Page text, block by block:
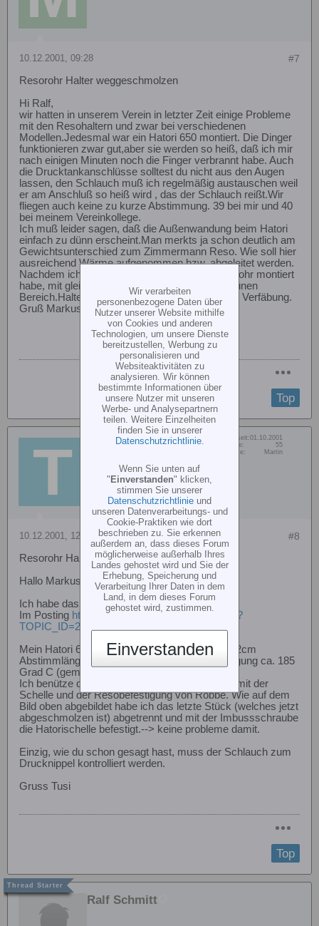
#7
10.12.2001, 09:28
Resorohr Halter weggeschmolzen
Hi Ralf,
wir hatten in unserem Verein in letzter Zeit einige Probleme
mit den Resohaltern und zwar bei verschiedenen
Modellen.Jedesmal war ein Hatori 650 montiert. Die Dinger
funktionieren zwar gut,aber sie werden so heiß, daß ich mir
nach einigen Minuten noch die Finger verbrannt habe. Auch
die Drucktankanschlüsse solltest du nicht aus den Augen
lassen, den Schlauch muß ich regelmäßig austauschen weil
er am Anschluß so heiß wird , das der Schlauch reißt.Wir
fliegen auch keine zu kurze Abstimmung. 39 bei mir und 40
bei meinem Vereinkollege.
Ich muß leider sagen, daß die Außenwandung beim Hatori
einfach zu dünn erscheint.Man merkts ja schon deutlich am
Gewichtsunterschied zum Zimmermann Reso. Wie soll hier
ausreichend Wärme aufgenommen bzw. abgeleitet werden.
Nachdem ich Versuchweise das Zimmermannrohr montiert
habe, mit gleichen Einstellungen, ist alles im grünen
Bereich.Halter ohne Probleme, Schläuche ohne Verfäbung.
Gruß Markus
Top
Dabei seit:01.10.2001
Beiträge:
55
Vorname:
Martin
#8
10.12.2001, 12:38
Resorohr Halter weggeschmolzen
Hallo Markus
Ich habe das gleiche Problem.
Im Posting http://www.rc-heli.de/foren/topic.asp?
TOPIC_ID=2877schon beschrieben.
Mein Hatori 650 an einem 60 Webra AAR mit 42cm
Abstimmlänge, hat im Bereich der Resobefestigung ca. 185
Grad C (gemessen) nach dem Flug.
Ich benütze die original Befestigung von Hatori mit der
Schelle und der Resobefestigung von Robbe. Wie auf dem
Bild oben abgebildet habe ich das letzte Stück (welches jetzt
abgeschmolzen ist) abgetrennt und mit der Imbussschraube
die Hatorischelle befestigt.--> keine probleme damit.
Einzig, wie du schon gesagt hast, muss der Schlauch zum
Drucknippel kontrolliert werden.
Gruss Tusi
Top
Ralf Schmitt
Wir verarbeiten
personenbezogene Daten über
Nutzer unserer Website mithilfe
von Cookies und anderen
Technologien, um unsere Dienste
bereitzustellen, Werbung zu
personalisieren und
Websiteaktivitäten zu
analysieren. Wir können
bestimmte Informationen über
unsere Nutzer mit unseren
Werbe- und Analysepartnern
teilen. Weitere Einzelheiten
finden Sie in unserer
Datenschutzrichtlinie.
Wenn Sie unten auf
" Einverstanden" klicken,
stimmen Sie unserer
Datenschutzrichtlinie und
unseren Datenverarbeitungs- und
Cookie-Praktiken wie dort
beschrieben zu. Sie erkennen
außerdem an, dass dieses Forum
möglicherweise außerhalb Ihres
Landes gehostet wird und Sie der
Erhebung, Speicherung und
Verarbeitung Ihrer Daten in dem
Land, in dem dieses Forum
gehostet wird, zustimmen.
Einverstanden